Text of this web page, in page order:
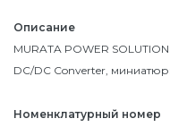
Описание
MURATA POWER
DC/DC Converter,
Номенклатурный номер